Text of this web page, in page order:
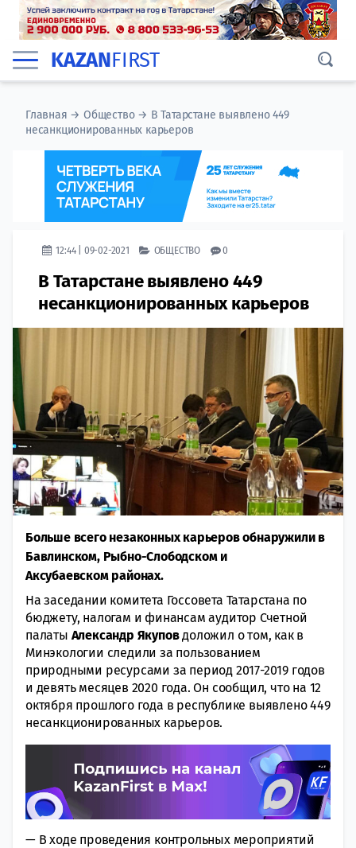
KAZANFIRST
Главная →Общество→ В Татарстане выявлено 449
несанкционированных карьеров
12:44 | 09-02-2021 ОБЩЕСТВО 0
В Татарстане выявлено 449
несанкционированных карьеров
Больше всего незаконных карьеров обнаружили в
Бавлинском, Рыбно-Слободском и
Аксубаевском районах.
На заседании комитета Госсовета Татарстана по
бюджету, налогам и финансам аудитор Счетной
палаты Александр Якуповдоложил о том, как в
Минэкологии следили за пользованием
природными ресурсами за период 2017-2019 годов
и девять месяцев 2020 года. Он сообщил, что на 12
октября прошлого года в республике выявлено 449
несанкционированных карьеров.
— В ходе проведения контрольных мероприятий